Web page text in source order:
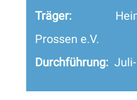
Träger:
Prossen e.V.
Durchführung:Juli-